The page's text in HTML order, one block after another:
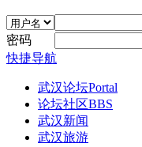
密码
快捷导航
武汉论坛Portal
论坛社区BBS
武汉新闻
武汉旅游